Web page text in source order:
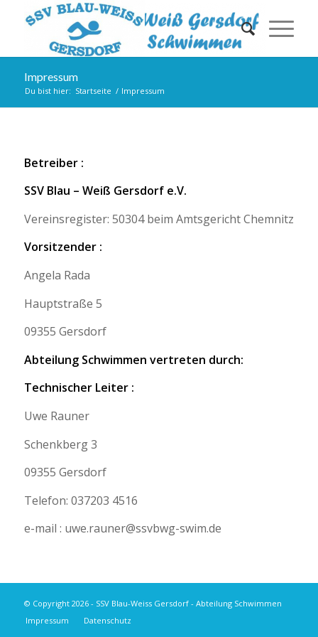
Impressum
Du bist hier: Startseite / Impressum
Betreiber :
SSV Blau – Weiß Gersdorf e.V.
Vereinsregister: 50304 beim Amtsgericht Chemnitz
Vorsitzender :
Angela Rada
Hauptstraße 5
09355 Gersdorf
Abteilung Schwimmen vertreten durch:
Technischer Leiter :
Uwe Rauner
Schenkberg 3
09355 Gersdorf
Telefon: 037203 4516
e-mail : uwe.rauner@ssvbwg-swim.de
© Copyright 2026 - SSV Blau-Weiss Gersdorf - Abteilung Schwimmen
Impressum
Datenschutz